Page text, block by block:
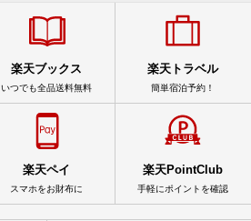
楽天ブックス
いつでも全品送料無料
楽天トラベル
簡単宿泊予約！
楽天ペイ
スマホをお財布に
楽天PointClub
手軽にポイントを確認